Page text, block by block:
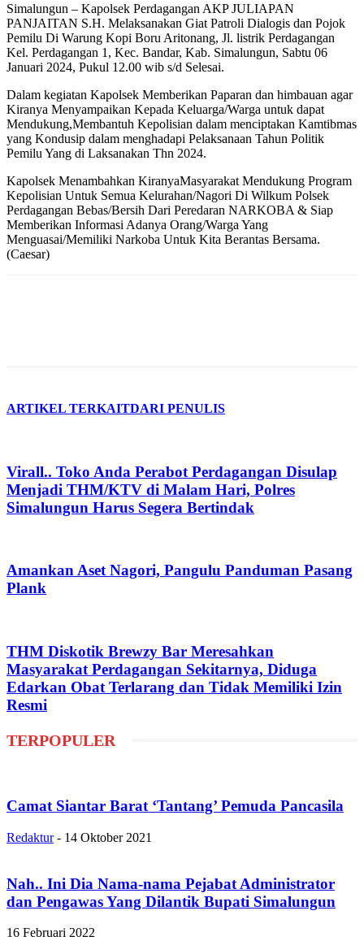
Simalungun – Kapolsek Perdagangan AKP JULIAPAN
PANJAITAN S.H. Melaksanakan Giat Patroli Dialogis dan Pojok
Pemilu Di Warung Kopi Boru Aritonang, Jl. listrik Perdagangan
Kel. Perdagangan 1, Kec. Bandar, Kab. Simalungun, Sabtu 06
Januari 2024, Pukul 12.00 wib s/d Selesai.
Dalam kegiatan Kapolsek Memberikan Paparan dan himbauan agar
Kiranya Menyampaikan Kepada Keluarga/Warga untuk dapat
Mendukung,Membantuh Kepolisian dalam menciptakan Kamtibmas
yang Kondusip dalam menghadapi Pelaksanaan Tahun Politik
Pemilu Yang di Laksanakan Thn 2024.
Kapolsek Menambahkan KiranyaMasyarakat Mendukung Program
Kepolisian Untuk Semua Kelurahan/Nagori Di Wilkum Polsek
Perdagangan Bebas/Bersih Dari Peredaran NARKOBA & Siap
Memberikan Informasi Adanya Orang/Warga Yang
Menguasai/Memiliki Narkoba Untuk Kita Berantas Bersama.
(Caesar)
ARTIKEL TERKAITDARI PENULIS
Virall.. Toko Anda Perabot Perdagangan Disulap
Menjadi THM/KTV di Malam Hari, Polres
Simalungun Harus Segera Bertindak
Amankan Aset Nagori, Pangulu Panduman Pasang
Plank
THM Diskotik Brewzy Bar Meresahkan
Masyarakat Perdagangan Sekitarnya, Diduga
Edarkan Obat Terlarang dan Tidak Memiliki Izin
Resmi
TERPOPULER
Camat Siantar Barat ‘Tantang’ Pemuda Pancasila
Redaktur - 14 Oktober 2021
Nah.. Ini Dia Nama-nama Pejabat Administrator
dan Pengawas Yang Dilantik Bupati Simalungun
16 Februari 2022